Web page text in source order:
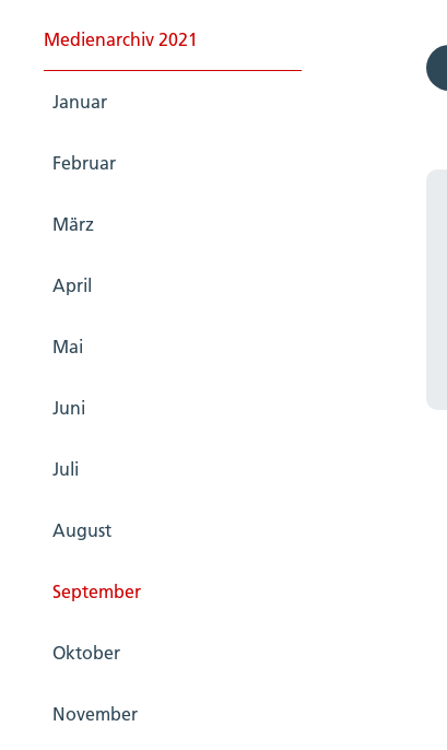
Medienarchiv 2021
Januar
Februar
März
April
Mai
Juni
Juli
August
September
Oktober
November